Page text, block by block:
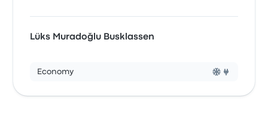
Lüks Muradoğlu Busklassen
Economy